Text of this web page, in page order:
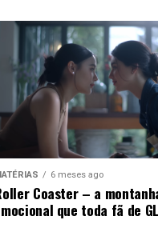
6 meses ago
Coaster – a
que toda fã de